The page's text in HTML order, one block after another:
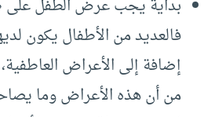
بداية يجب عرض الطفل على
فالعديد من الأطفال يكون
إضافة إلى الأعراض
من أن هذه الأعراض وما